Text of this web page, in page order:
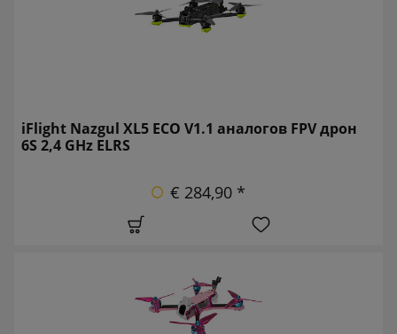
iFlight Nazgul XL5 ECO V1.1 аналогов FPV дрон
6S 2,4 GHz ELRS
€ 284,90 *